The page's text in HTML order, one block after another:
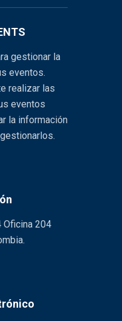
gestionar la
eventos.
realizar las
eventos
la información
Oficina 204